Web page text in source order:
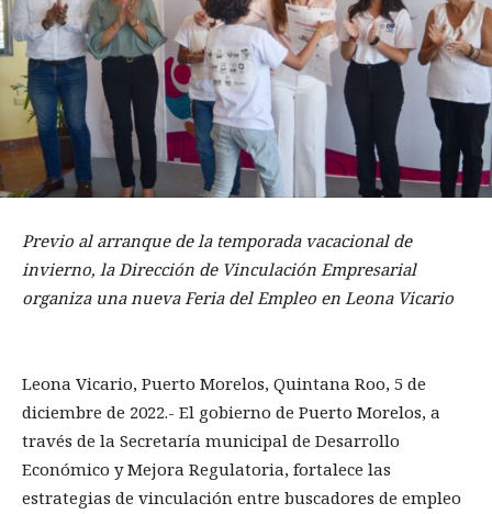
Previo al arranque de la temporada vacacional de
invierno, la Dirección de Vinculación Empresarial
organiza una nueva Feria del Empleo en Leona Vicario
Leona Vicario, Puerto Morelos, Quintana Roo, 5 de
diciembre de 2022.- El gobierno de Puerto Morelos, a
través de la Secretaría municipal de Desarrollo
Económico y Mejora Regulatoria, fortalece las
estrategias de vinculación entre buscadores de empleo